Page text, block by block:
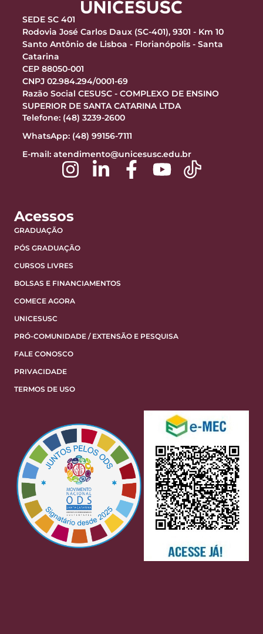
SEDE SC 401
Rodovia José Carlos Daux (SC-401), 9301 - Km 10
Santo Antônio de Lisboa - Florianópolis - Santa
Catarina
CEP 88050-001
CNPJ 02.984.294/0001-69
Razão Social CESUSC - COMPLEXO DE ENSINO
SUPERIOR DE SANTA CATARINA LTDA
Telefone: (48) 3239-2600
WhatsApp: (48) 99156-7111
E-mail: atendimento@unicesusc.edu.br
Acessos
GRADUAÇÃO
PÓS GRADUAÇÃO
CURSOS LIVRES
BOLSAS E FINANCIAMENTOS
COMECE AGORA
UNICESUSC
PRÓ-COMUNIDADE / EXTENSÃO E PESQUISA
FALE CONOSCO
PRIVACIDADE
TERMOS DE USO